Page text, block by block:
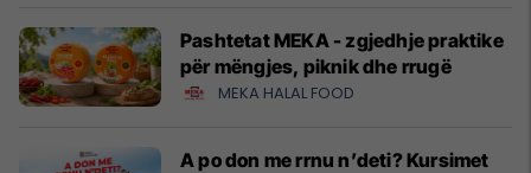
Pashtetat MEKA - zgjedhje praktike
për mëngjes, piknik dhe rrugë
MEKA HALAL FOOD
A po don me rrnu n’deti? Kursimet